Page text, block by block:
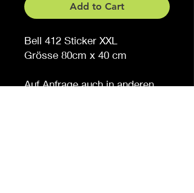
Add to Cart
Bell 412 Sticker XXL
Grösse 80cm x 40 cm
Auf Anfrage auch in anderen